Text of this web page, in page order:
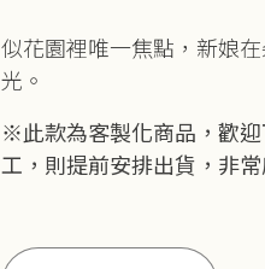
似花園裡唯一焦點，新娘
光。
※此款為客製化商品，歡
工，則提前安排出貨，非